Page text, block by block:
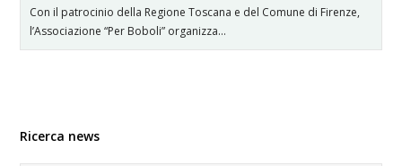
Con il patrocinio della Regione Toscana e del Comune di Firenze,
l’Associazione “Per Boboli” organizza…
Ricerca news